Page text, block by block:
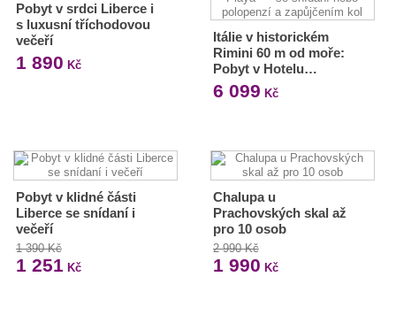
Pobyt v srdci Liberce i
s luxusní tříchodovou
večeří
1 890 Kč
Itálie v historickém
Rimini 60 m od moře:
Pobyt v Hotelu…
6 099 Kč
Pobyt v klidné části
Liberce se snídaní i
večeří
1 390 Kč
1 251 Kč
Chalupa u
Prachovských skal až
pro 10 osob
2 990 Kč
1 990 Kč